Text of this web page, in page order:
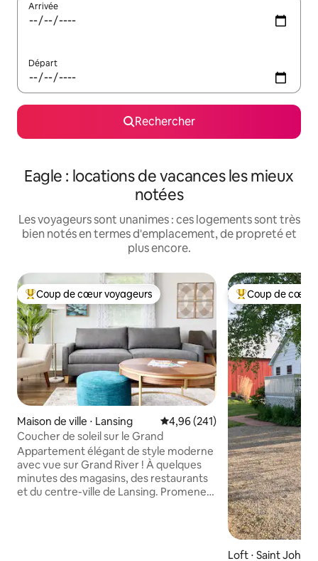
Arrivée
Départ
Rechercher
Eagle : locations de vacances les mieux
notées
Les voyageurs sont unanimes : ces logements sont très
bien notés en termes d'emplacement, de propreté et
plus encore.
Coups de cœur voyageurs les plus appréciés
Coup de cœur voyageurs
Maison de ville ⋅ Lansing Évaluation moyenne sur la
4,96 (241)
Coucher de soleil sur le Grand
Appartement élégant de style moderne
avec vue sur Grand River ! À quelques
minutes des magasins, des restaurants
et du centre-ville de Lansing. Promenez-
Coups de cœur
Coup de cœur
Loft ⋅ Saint Johns